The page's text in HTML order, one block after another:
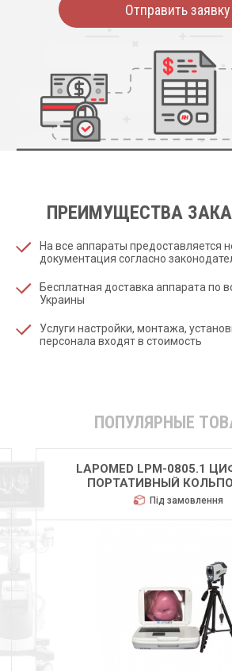
Отправить заявку
ПРЕИМУЩЕСТВА
На все аппараты предоставляется
документация согласно
Бесплатная доставка аппарата по
Украины
Услуги настройки, монтажа,
персонала входят в стоимость
ПОПУЛЯРНЫЕ
LAPOMED LPM-0805.1
ПОРТАТИВНЫЙ
Під замовлення